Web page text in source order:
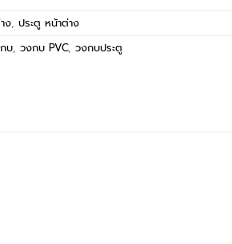
ง,ประตู หน้าต่าง
บ,วงกบ PVC,วงกบประตู